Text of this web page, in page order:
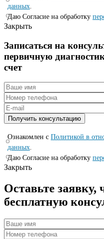
данных
Даю Согласие на обработку
Закрыть
Записаться на
первичную
счет
Ознакомлен с Политикой в
данных.
Даю Согласие на обработку
Закрыть
Оставьте заявку,
бесплатную